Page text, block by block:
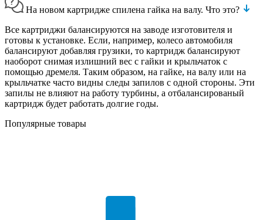
На новом картридже спилена гайка на валу. Что это?
Все картриджи балансируются на заводе изготовителя и
готовы к установке. Если, например, колесо автомобиля
балансируют добавляя грузики, то картридж балансируют
наоборот снимая излишний вес с гайки и крыльчаток с
помощью дремеля. Таким образом, на гайке, на валу или на
крыльчатке часто видны следы запилов с одной стороны. Эти
запилы не влияют на работу турбины, а отбалансированый
картридж будет работать долгие годы.
Популярные товары